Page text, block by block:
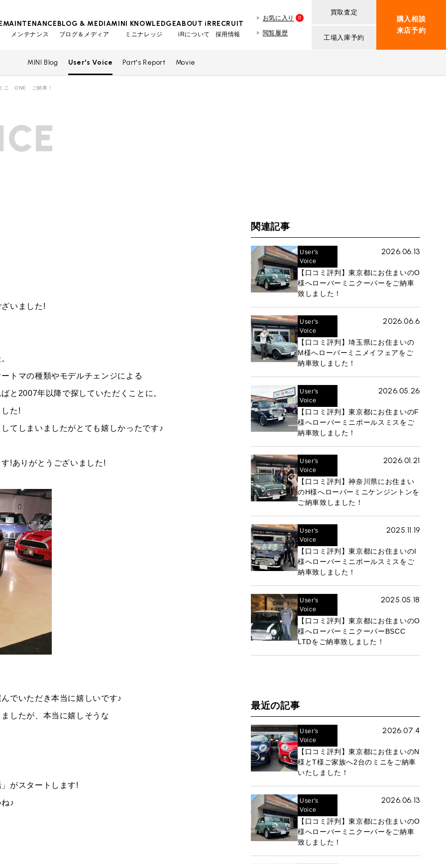
の買取が他社よりも高い理由
要書類
取Q&A
MAINTENANCE
メンテナンス
TOP
工場入庫予約
ローバーミニ メンテナンス
最近の修理実績
BLOG & MEDIA
ブログ＆メディア
TOP
MINI KNOWLEDGE
ミニナレッジ
TOP
ABOUT iR
iRについて
会社概要
RECRUIT
採用情報
お気に入り 0
閲覧履歴
買取査定
工場入庫予約
購入相談
来店予約
iR MAKERS
MINI Blog User's Voice Part's Report Movie
ニ ONE ご納車！
いました!
トマの種類やモデルチェンジによる
と2007年以降で探していただくことに。
た!
てしまいましたがとても嬉しかったです♪
!ありがとうございました!
でいただき本当に嬉しいです♪
したが、本当に嬉しそうな
がスタートします!
♪
関連記事
User's
Voice
2026.06.13
【口コミ評判】東京都にお住まいのO
様へローバーミニクーパーをご納車
致しました！
User's
Voice
2026.06.6
【口コミ評判】埼玉県にお住まいの
M様へローバーミニメイフェアをご
納車致しました！
User's
Voice
2026.05.26
【口コミ評判】東京都にお住まいのF
様へローバーミニポールスミスをご
納車致しました！
User's
Voice
2026.01.21
【口コミ評判】神奈川県にお住まい
のH様へローバーミニケンジントンを
ご納車致しました！
User's
Voice
2025.11.19
【口コミ評判】東京都にお住まいのI
様へローバーミニポールスミスをご
納車致しました！
User's
Voice
2025.05.18
【口コミ評判】東京都にお住まいのO
様へローバーミニクーパーBSCC
LTDをご納車致しました！
最近の記事
User's
Voice
2026.07.4
【口コミ評判】東京都にお住まいのN
様とT様ご家族へ2台のミニをご納車
いたしました！
User's
Voice
2026.06.13
【口コミ評判】東京都にお住まいのO
様へローバーミニクーパーをご納車
致しました！